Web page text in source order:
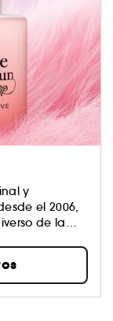
y
el 2006,
de la
y el